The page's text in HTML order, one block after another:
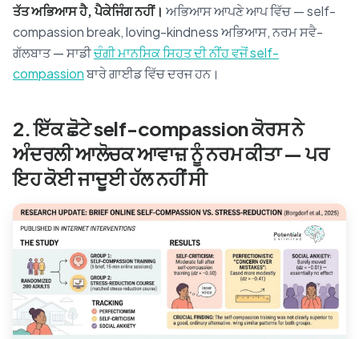
ਤੱਤ ਅਭਿਆਸ ਹੈ, ਪੈਕੇਜਿੰਗ ਨਹੀਂ। ਅਭਿਆਸ ਆਪਣੇ ਆਪ ਵਿੱਚ — self-
compassion break, loving-kindness ਅਭਿਆਸ, ਨਰਮ ਸਵੈ-
ਗੱਲਬਾਤ — ਸਾਡੀਚੰਗੀ ਮਾਨਸਿਕ ਸਿਹਤ ਦੀ ਨੀਂਹ ਵਜੋਂ self-
compassionਬਾਰੇ ਗਾਈਡ ਵਿੱਚ ਦਰਜ ਹਨ।
2. ਇੱਕ ਛੋਟੇ self-compassion ਕੋਰਸ ਨੇ
ਅੰਦਰਲੀ ਆਲੋਚਕ ਆਵਾਜ਼ ਨੂੰ ਨਰਮ ਕੀਤਾ — ਪਰ
ਇਹ ਕੋਈ ਜਾਦੂਈ ਹੱਲ ਨਹੀਂ ਸੀ